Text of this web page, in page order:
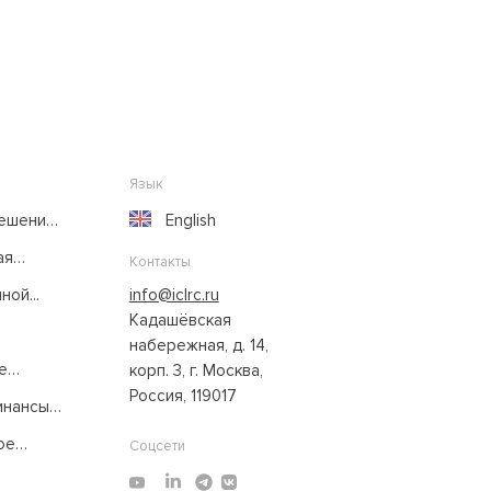
Язык
English
Контакты
info@iclrc.ru
Кадашёвская
набережная, д. 14,
корп. 3, г. Москва,
Россия, 119017
Соцсети